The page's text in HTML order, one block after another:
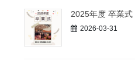
2025年度 卒業式
2026-03-31